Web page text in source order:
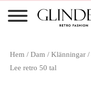
Hem / Dam / Klänningar /
Lee retro 50 tal